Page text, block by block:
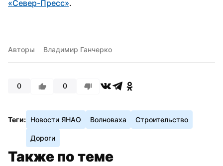
«Север-Пресс».
Авторы Владимир Ганчерко
0 0
Теги: Новости ЯНАО Волноваха Строительство
Дороги
Также по теме